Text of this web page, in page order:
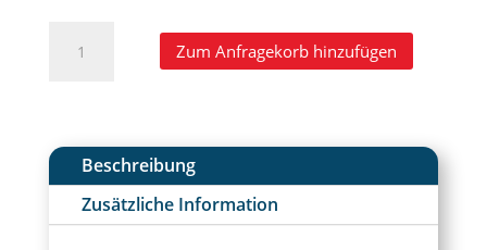
N2A-
Chart
Menge
Zum Anfragekorb hinzufügen
A
a
Beschreibung
Zusätzliche Information